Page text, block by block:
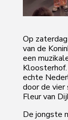
Op
van de
een
echte
door de vier
Fleur van
De jongste